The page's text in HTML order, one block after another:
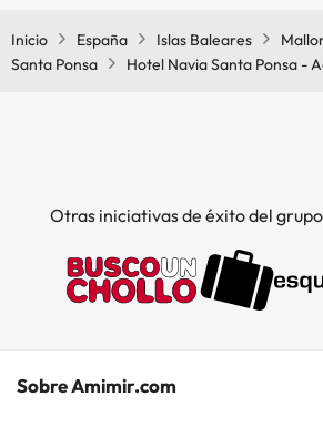
Inicio España Islas Baleares
Santa Ponsa
Hotel Navia Santa Ponsa -
Otras iniciativas de éxito del
Sobre Amimir.com